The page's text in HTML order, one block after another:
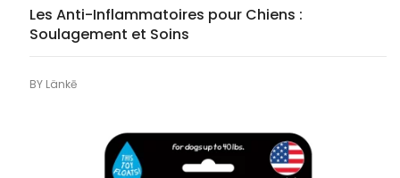
Les Anti-Inflammatoires pour Chiens :
Soulagement et Soins
BY Länkē